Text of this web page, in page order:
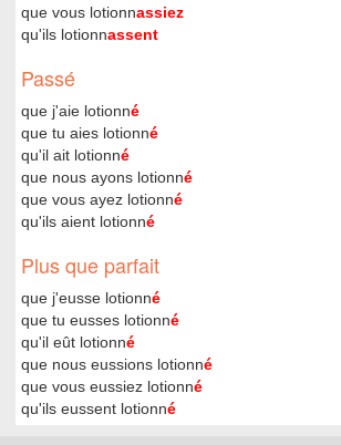
que vous lotionnassiez
qu'ils lotionnassent
Passé
que j'aie lotionné
que tu aies lotionné
qu'il ait lotionné
que nous ayons lotionné
que vous ayez lotionné
qu'ils aient lotionné
Plus que parfait
que j'eusse lotionné
que tu eusses lotionné
qu'il eût lotionné
que nous eussions lotionné
que vous eussiez lotionné
qu'ils eussent lotionné